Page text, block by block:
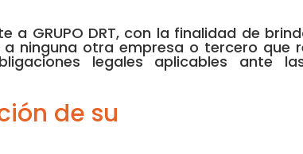
GRUPO DRT, con la finalidad de
ninguna otra empresa o tercero que
legales aplicables ante
de su